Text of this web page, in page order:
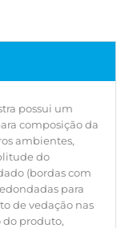
possui um
composição da
ambientes,
do
(bordas com
para
de vedação nas
do produto,